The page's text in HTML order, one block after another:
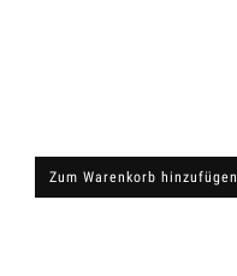
Zum Warenkorb hinzufügen